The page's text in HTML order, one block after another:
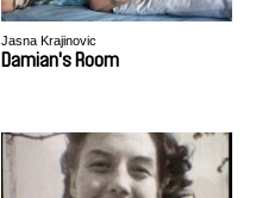
Jasna Krajinovic
Damian's Room